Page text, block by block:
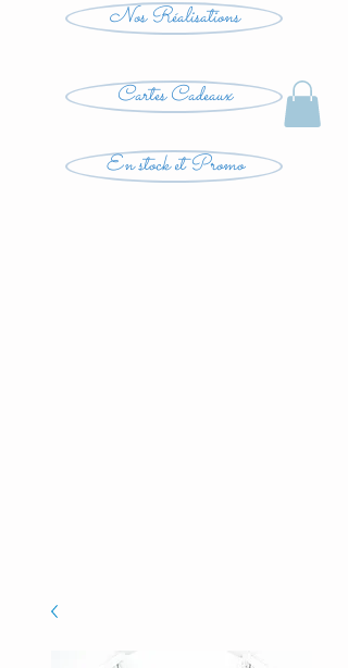
Nos Réalisations
Cartes Cadeaux
En stock et Promo